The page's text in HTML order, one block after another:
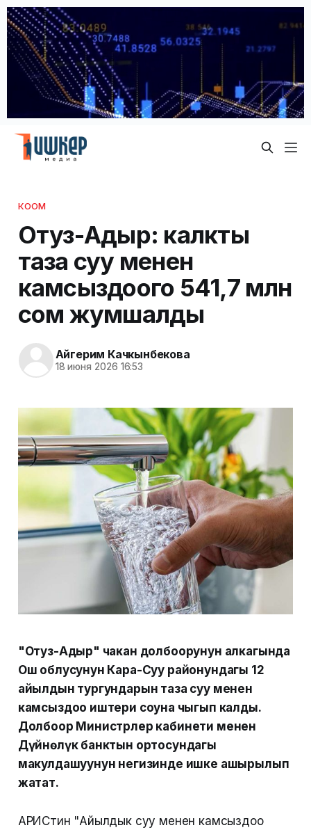
КООМ
Отуз-Адыр: калкты
таза суу менен
камсыздоого 541,7 млн
сом жумшалды
Айгерим Качкынбекова
18 июня 2026 16:53
"Отуз-Адыр" чакан долбоорунун алкагында
Ош облусунун Кара-Суу районундагы 12
айылдын тургундарын таза суу менен
камсыздоо иштери соңуна чыгып калды.
Долбоор Министрлер кабинети менен
Дүйнөлүк банктын ортосундагы
макулдашуунун негизинде ишке ашырылып
жатат.
АРИСтин "Айылдык суу менен камсыздоо